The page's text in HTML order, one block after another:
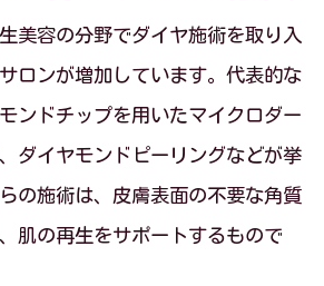
美容の分野でダイヤ施術を取り入
ロンが増加しています。代表的な
ンドチップを用いたマイクロダー
ダイヤモンドピーリングなどが挙
の施術は、皮膚表面の不要な角質
肌の再生をサポートするもので